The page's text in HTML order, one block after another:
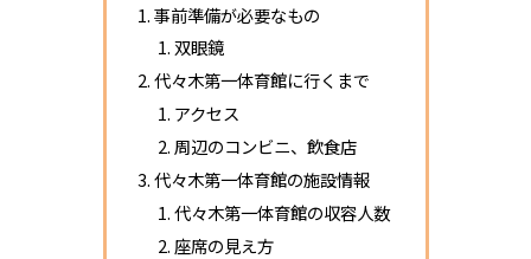
事前準備が必要なもの
双眼鏡
代々木第一体育館に行くまで
アクセス
周辺のコンビニ、飲食店
代々木第一体育館の施設情報
代々木第一体育館の収容人数
座席の見え方